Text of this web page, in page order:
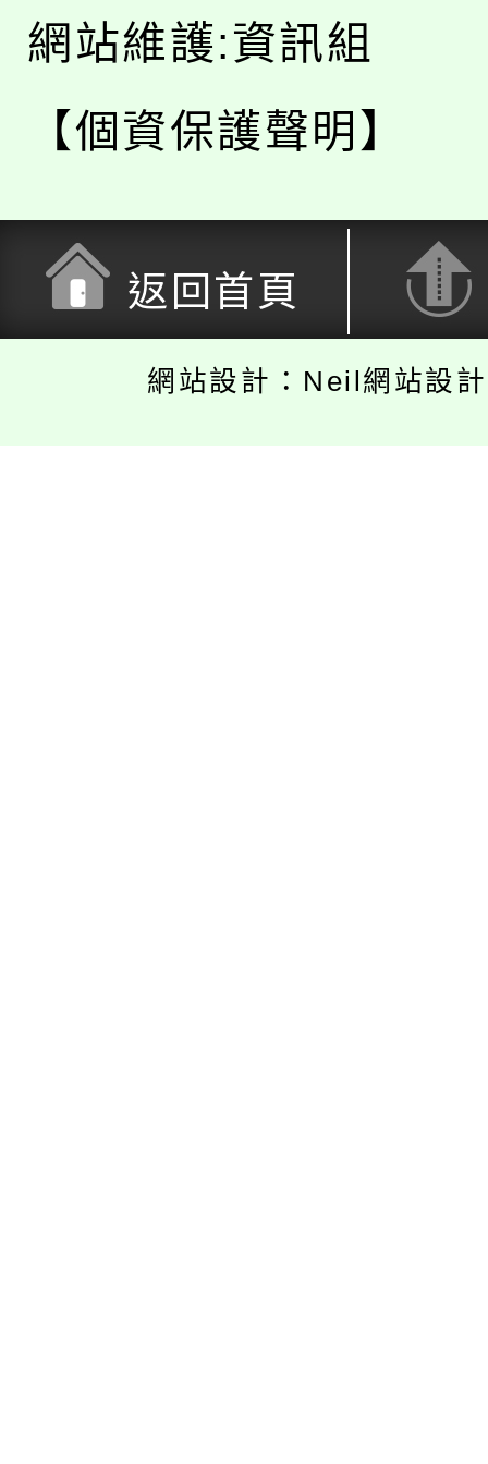
網站維護:資訊組
【個資保護聲明】
返回首頁
網站設計：Neil網站設